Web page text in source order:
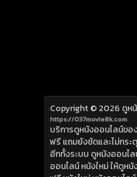
Copyright © 2026 ดูห
https://037movie8k.com
บริการดูหนังออนไลน์ขอ
ฟรี แถมยังชัดและไม่กระ
อีกทั้งระบบ ดูหนังออนไ
ออนไลน์ หนังใหม่ ให้ดูห